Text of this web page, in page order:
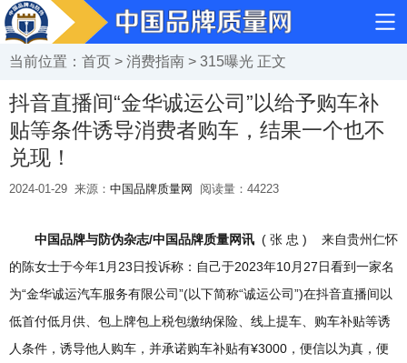
当前位置： 首页 > 消费指南 > 315曝光 正文
抖音直播间“金华诚运公司”以给予购车补
贴等条件诱导消费者购车，结果一个也不
兑现！
2024-01-29 来源： 中国品牌质量网 阅读量： 44223
中国品牌与防伪杂志/中国品牌质量网讯 ( 张 忠 ) 来自贵州仁怀
的陈女士于今年1月23日投诉称：自己于2023年10月27日看到一家名
为“金华诚运汽车服务有限公司”(以下简称“诚运公司”)在抖音直播间以
低首付低月供、包上牌包上税包缴纳保险、线上提车、购车补贴等诱
人条件，诱导他人购车，并承诺购车补贴有¥3000，便信以为真，便